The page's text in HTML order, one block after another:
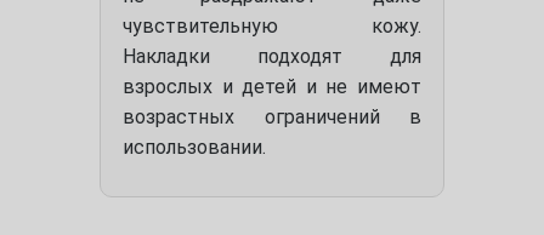
чувствительную кожу.
Накладки подходят для
взрослых и детей и не имеют
возрастных ограничений в
использовании.